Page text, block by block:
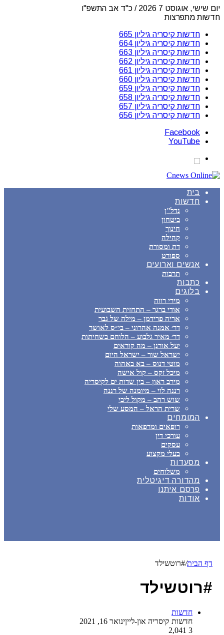
יום שישי, אוגוסט 7 2026 / כ"ד אב התשפ"ו
חדשות מתפרצות
חדשות קיסריה גיליון 665
חדשות קיסריה גיליון 664
חדשות קיסריה גיליון 663
חדשות קיסריה גיליון 662
חדשות קיסריה גיליון 661
חדשות קיסריה גיליון 660
חדשות קיסריה גיליון 659
חדשות קיסריה גיליון 658
חדשות קיסריה גיליון 657
חדשות קיסריה גיליון 656
Facebook
YouTube
בית
חדשות
נדל"ן
ביטחון
חינוך
קהילה
דת ומסורת
ספורט
אנשים וארועים
תרבות
כתבות
בלוגים
מירי רווה
אודי ברגר – התחזית השבועית
אריה פרידמן – מילה של גבר
דר׳ אמנה אהרוני – בי״ס לאושר
דר׳ מאיר גלבוע – הלוחם בשחיתות
יעל אורנן – מה קוראים
ישראל שור – ישראל היום
מוטי דנוס – בא באהוה
מיכל זקס – קול אישה
מירב ראון – בין שדות ים לקיסריה
רננה לוי – מיומנה של רננה
שוש רהב – מקול ליבי
שרית הראל – המסע שלי
המומחים
רופאים ומרפאות
עורכי דין
עסקים
בעלי מקצוע
מסעדות
משלוחים
מהדורה דיגיטלית
פרסם איתנו
אודות
דף הבית/#רוטשילד
#רוטשילד
חדשות
חדשות קיסריה און-לייןינואר 16, 2021
3